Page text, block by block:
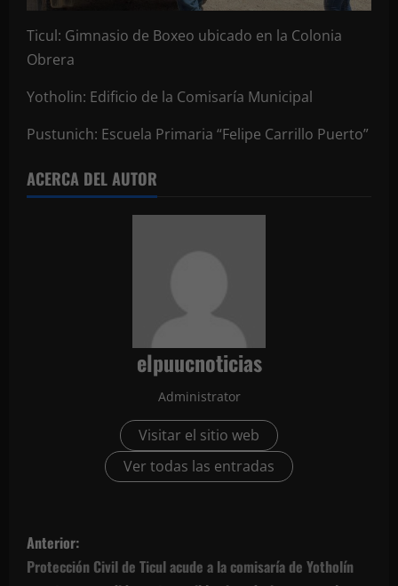
Ticul: Gimnasio de Boxeo ubicado en la Colonia
Obrera
Yotholin: Edificio de la Comisaría Municipal
Pustunich: Escuela Primaria “Felipe Carrillo Puerto”
ACERCA DEL AUTOR
elpuucnoticias
Administrator
Visitar el sitio web
Ver todas las entradas
N
a
Anterior:
Protección Civil de Ticul acude a la comisaría de Yotholín